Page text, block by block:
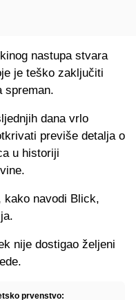
nastupa stvara
je teško zaključiti
spreman.
dana vrlo
previše detalja o
u historiji
kako navodi Blick,
nije dostigao željeni
prvenstvo: